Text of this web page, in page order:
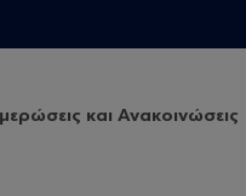
και Ανακοινώσεις